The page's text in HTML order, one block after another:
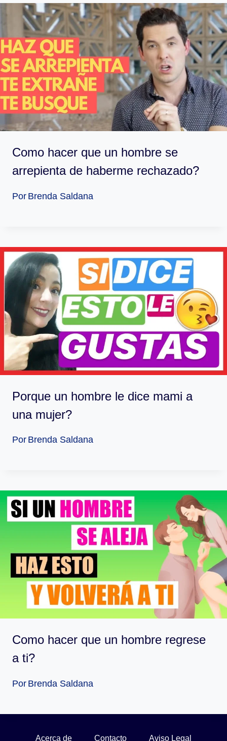
Como hacer que un hombre se
arrepienta de haberme rechazado?
Por Brenda Saldana
Porque un hombre le dice mami a
una mujer?
Por Brenda Saldana
Como hacer que un hombre regrese
a ti?
Por Brenda Saldana
Acerca de Contacto Aviso Legal